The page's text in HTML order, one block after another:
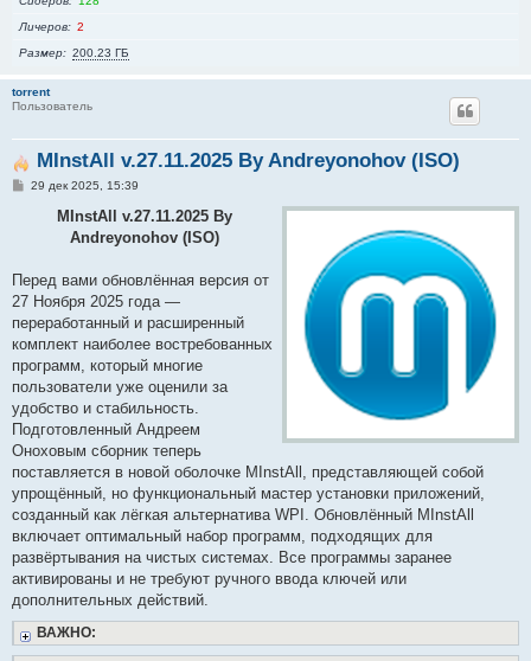
Личеров
2
Размер
200.23 ГБ
torrent
Пользователь
MInstAll v.27.11.2025 By Andreyonohov (ISO)
С
и
е
29 дек 2025, 15:39
MInstAll v.27.11.2025 By
Andreyonohov (ISO)
Перед вами обновлённая версия от
27 Ноября 2025 года —
переработанный и расширенный
комплект наиболее востребованных
программ, который многие
пользователи уже оценили за
удобство и стабильность.
Подготовленный Андреем
Оноховым сборник теперь
поставляется в новой оболочке MInstAll, представляющей собой
упрощённый, но функциональный мастер установки приложений,
созданный как лёгкая альтернатива WPI. Обновлённый MInstAll
включает оптимальный набор программ, подходящих для
развёртывания на чистых системах. Все программы заранее
активированы и не требуют ручного ввода ключей или
дополнительных действий.
ВАЖНО: